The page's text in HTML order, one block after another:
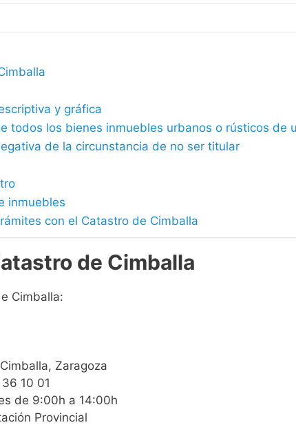
y gráfica
todos los bienes inmuebles urbanos o rústicos de
de la circunstancia de no ser titular
inmuebles
con el Catastro de Cimballa
de Cimballa
Cimballa:
Zaragoza
10 01
de 9:00h a 14:00h
Provincial